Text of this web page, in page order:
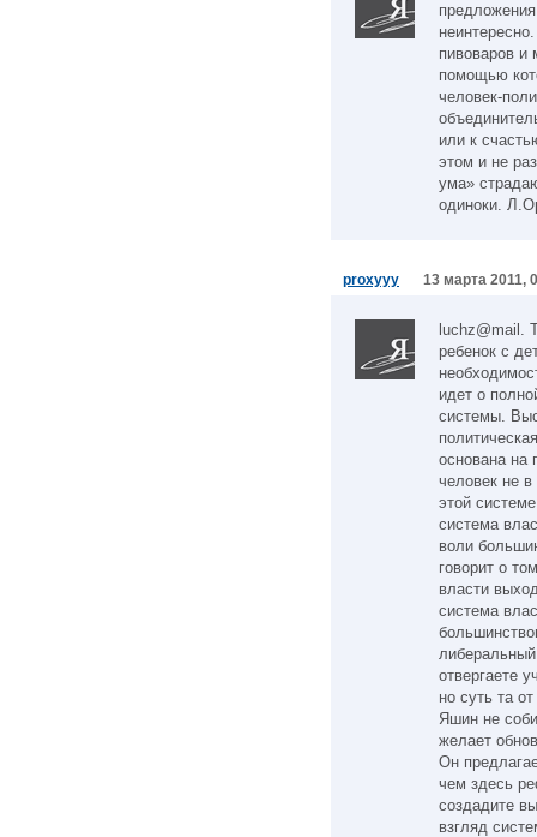
пивоваров
помощью
человек-
или к
этом и не
ума»
одиноки.
proxyyy 13 марта 2011,
luchz@mail.
ребенок с
идет о
системы.
основана на
человек не в
этой
система
воли
говорит о
власти
система
отвергаете
но суть та
Яшин не
желает
Он
чем здесь
создадите
взгляд